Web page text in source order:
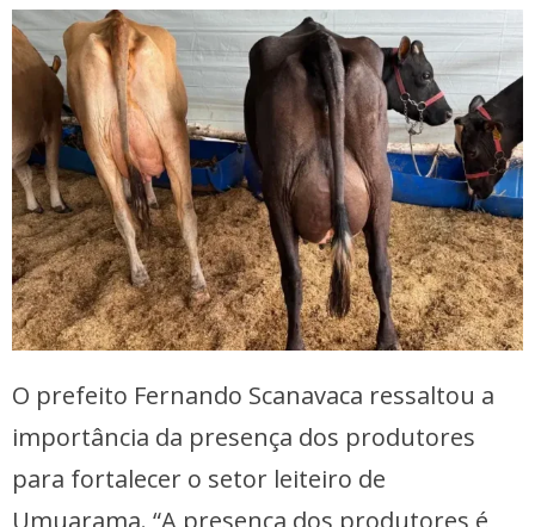
O prefeito Fernando Scanavaca ressaltou a
importância da presença dos produtores
para fortalecer o setor leiteiro de